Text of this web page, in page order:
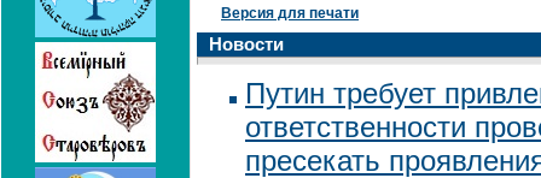
Версия для печати
Новости
Путин требует
ответственности
пресекать